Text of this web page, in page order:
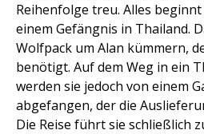
Reihenfolge treu. Alles
einem Gefängnis in Thailand.
Wolfpack um Alan kümmern,
benötigt. Auf dem Weg in ein
werden sie jedoch von einem
abgefangen, der die
Die Reise führt sie schließlich